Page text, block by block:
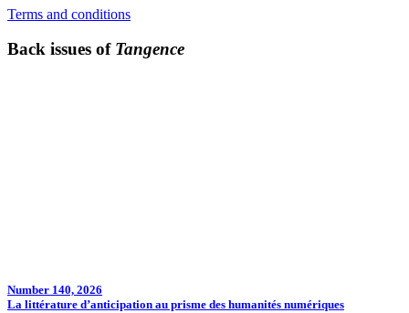
Terms and conditions
Back issues of Tangence
Number 140, 2026
La littérature d’anticipation au prisme des humanités numériques